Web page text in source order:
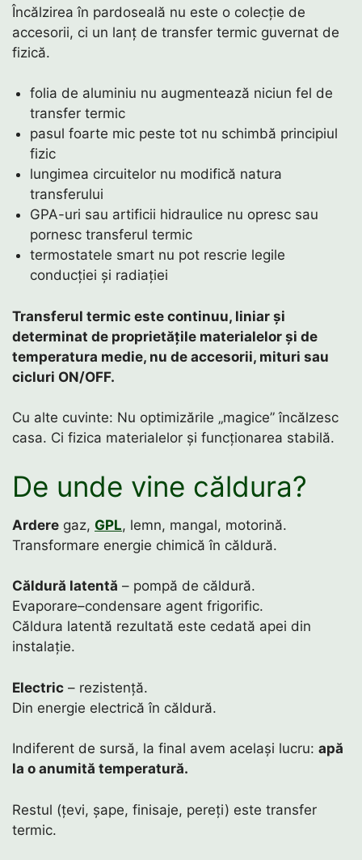
Încălzirea în pardoseală nu este o colecție de
accesorii, ci un lanț de transfer termic guvernat de
fizică.
folia de aluminiu nu augmentează niciun fel de
transfer termic
pasul foarte mic peste tot nu schimbă principiul
fizic
lungimea circuitelor nu modifică natura
transferului
GPA-uri sau artificii hidraulice nu opresc sau
pornesc transferul termic
termostatele smart nu pot rescrie legile
conducției și radiației
Transferul termic este continuu, liniar și
determinat de proprietățile materialelor și de
temperatura medie, nu de accesorii, mituri sau
cicluri ON/OFF.
Cu alte cuvinte: Nu optimizările „magice” încălzesc
casa. Ci fizica materialelor și funcționarea stabilă.
De unde vine căldura?
Ardere gaz, GPL, lemn, mangal, motorină.
Transformare energie chimică în căldură.
Căldură latentă – pompă de căldură.
Evaporare–condensare agent frigorific.
Căldura latentă rezultată este cedată apei din
instalație.
Electric – rezistență.
Din energie electrică în căldură.
Indiferent de sursă, la final avem același lucru: apă
la o anumită temperatură.
Restul (țevi, șape, finisaje, pereți) este transfer
termic.